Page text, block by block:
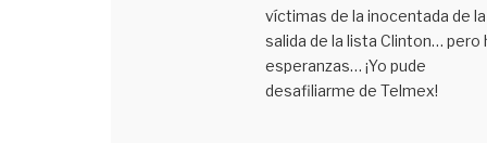
víctimas de la inocentada de la
salida de la lista Clinton… pero
esperanzas… ¡Yo pude
desafiliarme de Telmex!